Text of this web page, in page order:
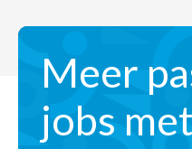
Meer
jobs